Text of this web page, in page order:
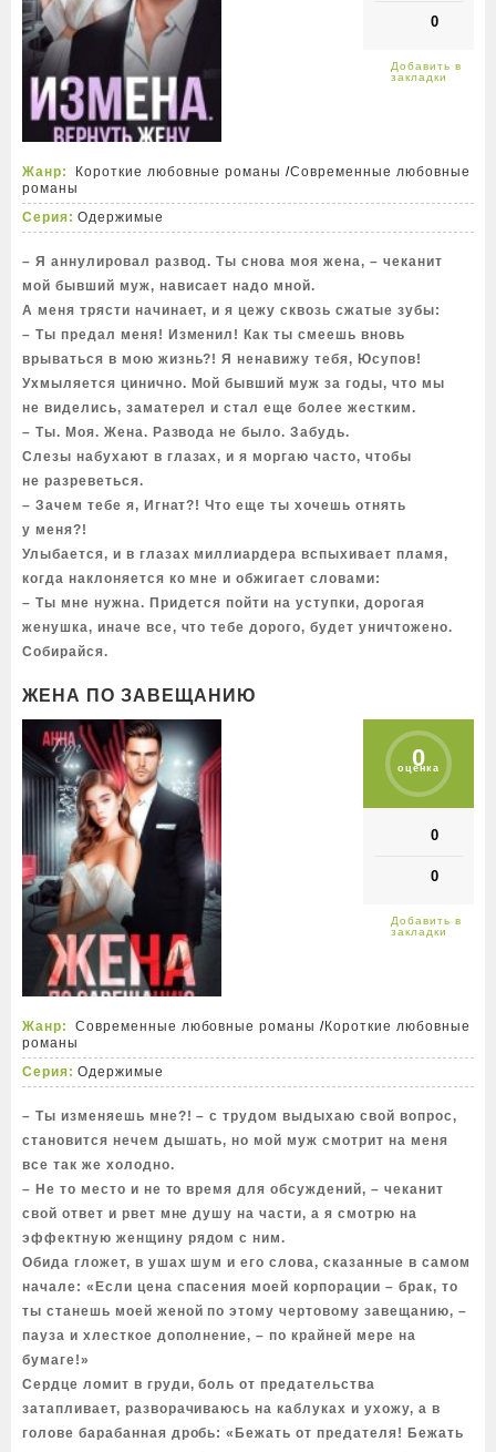
0
Жанр: Короткие любовные романы /Современные любовные
романы
Серия: Одержимые
– Я аннулировал развод. Ты снова моя жена, – чеканит
мой бывший муж, нависает надо мной.
А меня трясти начинает, и я цежу сквозь сжатые зубы:
– Ты предал меня! Изменил! Как ты смеешь вновь
врываться в мою жизнь?! Я ненавижу тебя, Юсупов!
Ухмыляется цинично. Мой бывший муж за годы, что мы
не виделись, заматерел и стал еще более жестким.
– Ты. Моя. Жена. Развода не было. Забудь.
Слезы набухают в глазах, и я моргаю часто, чтобы
не разреветься.
– Зачем тебе я, Игнат?! Что еще ты хочешь отнять
у меня?!
Улыбается, и в глазах миллиардера вспыхивает пламя,
когда наклоняется ко мне и обжигает словами:
– Ты мне нужна. Придется пойти на уступки, дорогая
женушка, иначе все, что тебе дорого, будет уничтожено.
Собирайся.
ЖЕНА ПО ЗАВЕЩАНИЮ
0
оценка
0
0
Жанр: Современные любовные романы /Короткие любовные
романы
Серия: Одержимые
– Ты изменяешь мне?! – c трудом выдыхаю свой вопрос,
становится нечем дышать, но мой муж смотрит на меня
все так же холодно.
– Не то место и не то время для обсуждений, – чеканит
свой ответ и рвет мне душу на части, а я смотрю на
эффектную женщину рядом с ним.
Обида гложет, в ушах шум и его слова, сказанные в самом
начале: «Если цена спасения моей корпорации – брак, то
ты станешь моей женой по этому чертовому завещанию, –
пауза и хлесткое дополнение, – по крайней мере на
бумаге!»
Сердце ломит в груди, боль от предательства
затапливает, разворачиваюсь на каблуках и ухожу, а в
голове барабанная дробь: «Бежать от предателя! Бежать